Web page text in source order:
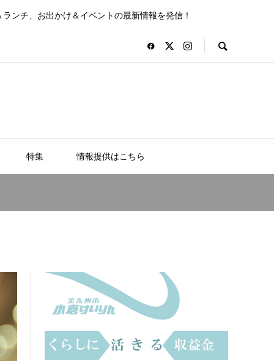
ンチ、お出かけ＆イベントの最新情報を発信！
特集 情報提供はこちら